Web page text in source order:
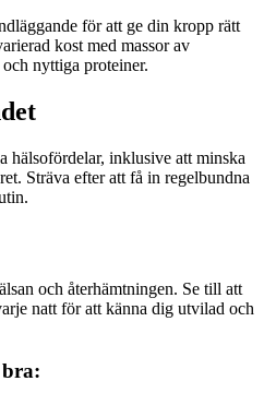
för att ge din kropp rätt
kost med massor av
nyttiga proteiner.
hälsofördelar, inklusive att minska
Sträva efter att få in regelbundna
och återhämtningen. Se till att
natt för att känna dig utvilad och